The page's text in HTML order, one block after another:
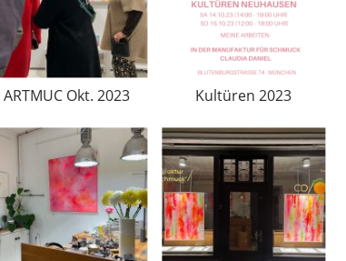
ARTMUC Okt. 2023 Kultüren 2023